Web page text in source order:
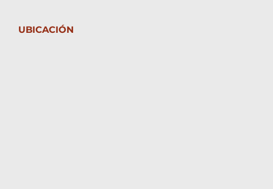
UBICACIÓN